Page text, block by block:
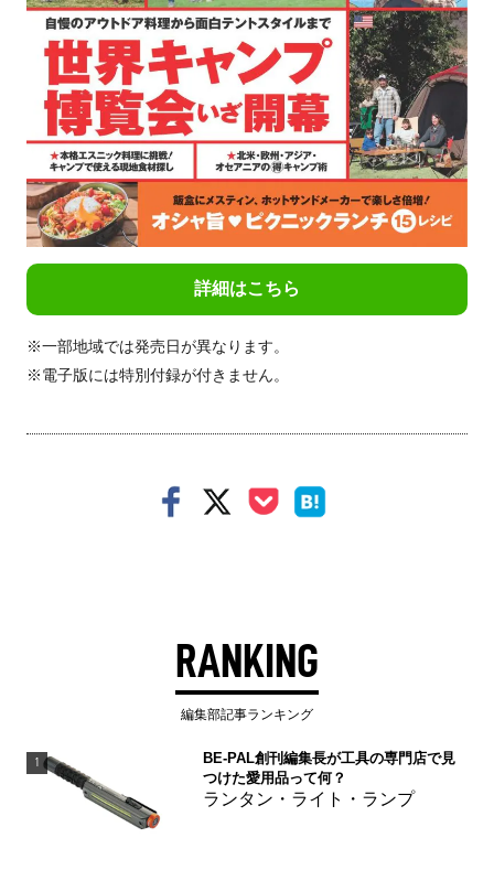
詳細はこちら
※一部地域では発売日が異なります。
※電子版には特別付録が付きません。
RANKING
編集部記事ランキング
1
BE-PAL創刊編集長が工具の専門店で見
つけた愛用品って何？
ランタン・ライト・ランプ